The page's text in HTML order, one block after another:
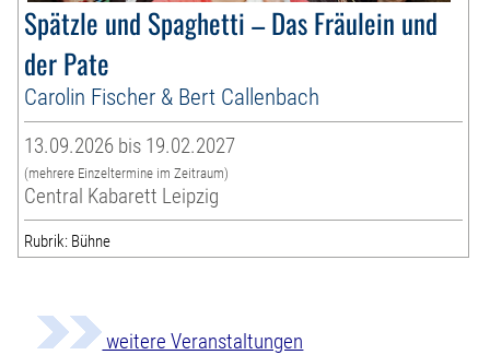
Spätzle und Spaghetti – Das Fräulein und
der Pate
Carolin Fischer & Bert Callenbach
13.09.2026 bis 19.02.2027
(mehrere Einzeltermine im Zeitraum)
Central Kabarett Leipzig
Rubrik: Bühne
weitere Veranstaltungen